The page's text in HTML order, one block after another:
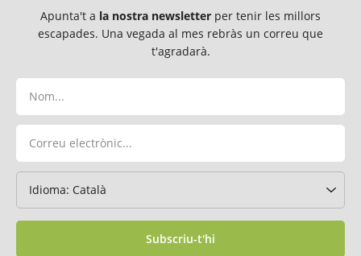
Apunta't a la nostra newsletter per tenir les millors
escapades. Una vegada al mes rebràs un correu que
t'agradarà.
Subscriu-t'hi